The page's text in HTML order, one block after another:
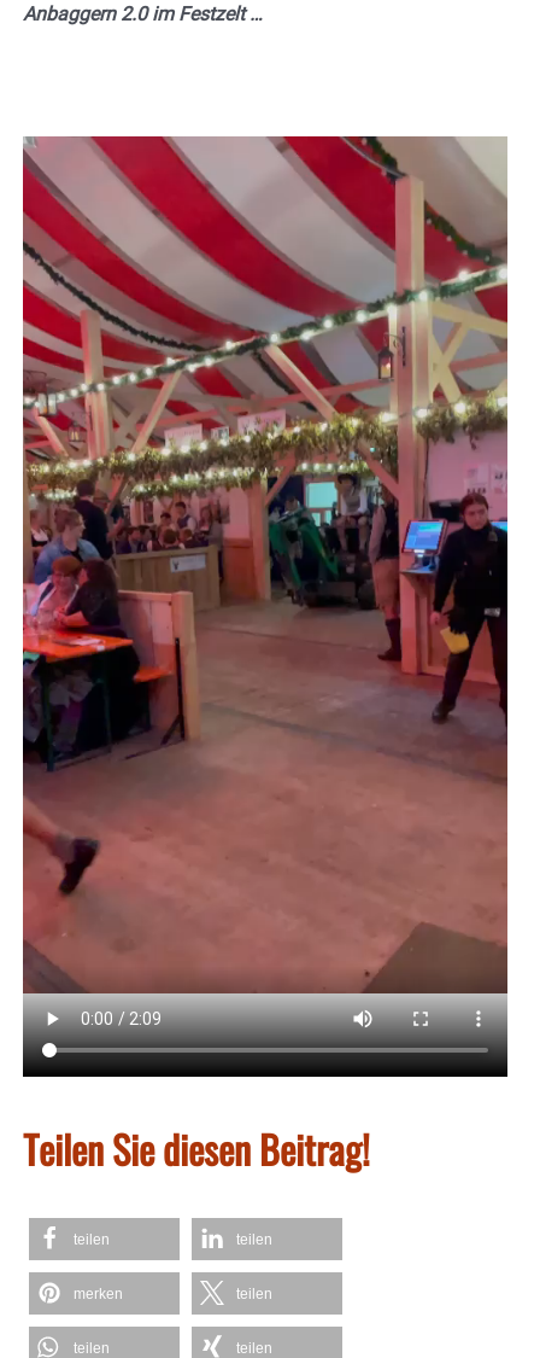
Anbaggern 2.0 im Festzelt …
Teilen Sie diesen Beitrag!
teilen teilen
merken teilen
teilen teilen